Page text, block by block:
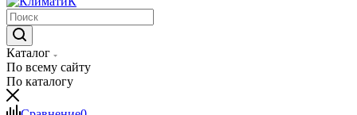
Каталог
По всему сайту
По каталогу